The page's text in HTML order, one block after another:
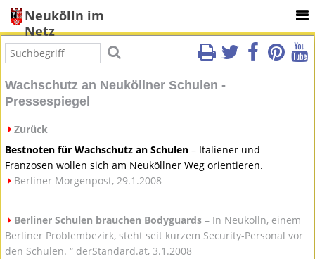
Neukölln im
Netz
Wachschutz an Neuköllner Schulen -
Pressespiegel
Zurück
Bestnoten für Wachschutz an Schulen – Italiener und
Franzosen wollen sich am Neuköllner Weg orientieren.
Berliner Morgenpost, 29.1.2008
Berliner Schulen brauchen Bodyguards – In Neukölln, einem
Berliner Problembezirk, steht seit kurzem Security-Personal vor
den Schulen. “ derStandard.at, 3.1.2008